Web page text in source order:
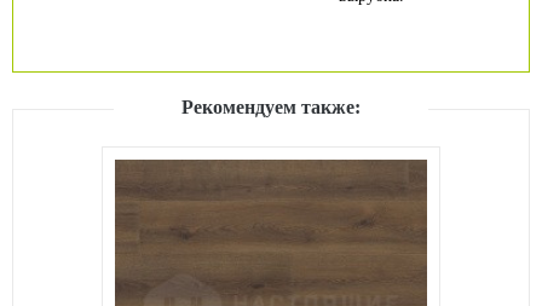
Рекомендуем также: